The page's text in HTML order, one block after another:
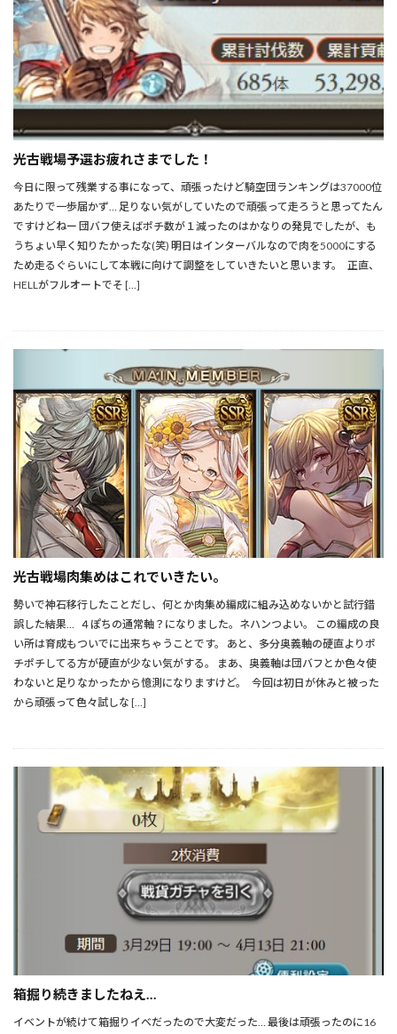
光古戦場予選お疲れさまでした！
今日に限って残業する事になって、頑張ったけど騎空団ランキングは37000位
あたりで一歩届かず… 足りない気がしていたので頑張って走ろうと思ってたん
ですけどねー 団バフ使えばポチ数が１減ったのはかなりの発見でしたが、も
うちょい早く知りたかったな(笑) 明日はインターバルなので肉を5000にする
ため走るぐらいにして本戦に向けて調整をしていきたいと思います。 正直、
HELLがフルオートでそ […]
光古戦場肉集めはこれでいきたい。
勢いで神石移行したことだし、何とか肉集め編成に組み込めないかと試行錯
誤した結果… ４ぽちの通常軸？になりました。ネハンつよい。 この編成の良
い所は育成もついでに出来ちゃうことです。 あと、多分奥義軸の硬直よりポ
チポチしてる方が硬直が少ない気がする。 まあ、奥義軸は団バフとか色々使
わないと足りなかったから憶測になりますけど。 今回は初日が休みと被った
から頑張って色々試しな […]
箱掘り続きましたねえ…
イベントが続けて箱掘りイベだったので大変だった… 最後は頑張ったのに16